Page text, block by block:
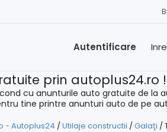
Autentificare
prin autoplus24.ro !
cu anunturile auto gratuite de la
tine printre anunturi auto de pe
- Autoplus24 /Utilaje constructii /Galaţi /